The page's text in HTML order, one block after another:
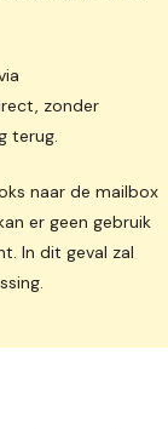
zonder
terug.
naar de mailbox
er geen gebruik
In dit geval zal